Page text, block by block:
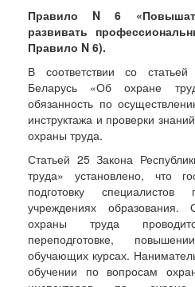
Правило N 6
развивать
Правило N 6).
В соответствии со
Беларусь «Об охране
обязанность по
инструктажа и проверки
охраны труда.
Статьей 25 Закона
труда» установлено, что
подготовку
учреждениях
охраны труда
переподготовке,
обучающих курсах.
обучении по вопросам